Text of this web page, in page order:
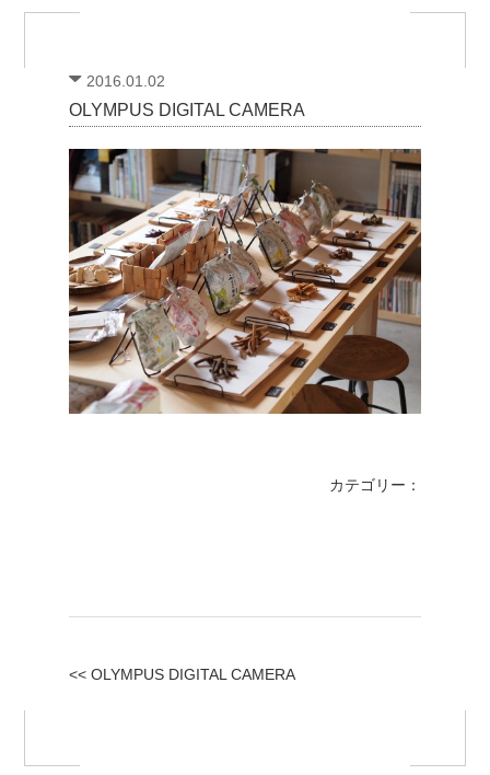
2016.01.02
OLYMPUS DIGITAL CAMERA
カテゴリー：
<< OLYMPUS DIGITAL CAMERA